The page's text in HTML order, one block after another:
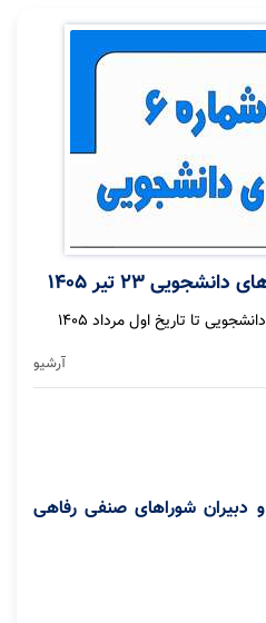
تا تاریخ اول مرداد ۱۴۰۵
آرشیو
شوراهای صنفی رفاهی